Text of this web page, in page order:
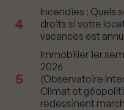
4
Incendies : Quels
droits si votre
vacances est
5
Immobilier 1er
2026
(Observatoire
Climat et
redessinent